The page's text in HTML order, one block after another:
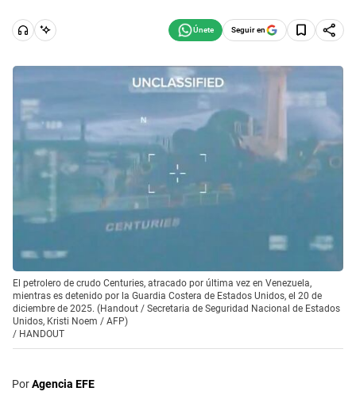
Seguir en
El petrolero de crudo Centuries, atracado por última vez en Venezuela,
mientras es detenido por la Guardia Costera de Estados Unidos, el 20 de
diciembre de 2025. (Handout / Secretaria de Seguridad Nacional de Estados
Unidos, Kristi Noem / AFP)
/ HANDOUT
PorAgencia EFE